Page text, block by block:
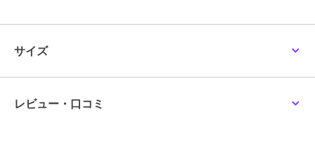
ブランド
サイズ
レビュー・口コミ